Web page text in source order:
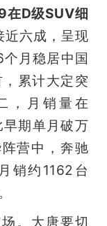
在D级SUV细
近六成，呈现
月稳居中国
累计大定突
，月销量在
期单月破万
营中，奔驰
销约1162台
。大唐要切